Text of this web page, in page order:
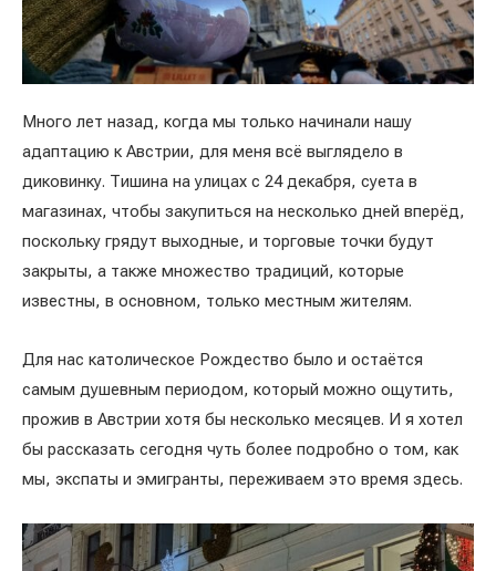
Много лет назад, когда мы только начинали нашу
адаптацию к Австрии, для меня всё выглядело в
диковинку. Тишина на улицах с 24 декабря, суета в
магазинах, чтобы закупиться на несколько дней вперёд,
поскольку грядут выходные, и торговые точки будут
закрыты, а также множество традиций, которые
известны, в основном, только местным жителям.
Для нас католическое Рождество было и остаётся
самым душевным периодом, который можно ощутить,
прожив в Австрии хотя бы несколько месяцев. И я хотел
бы рассказать сегодня чуть более подробно о том, как
мы, экспаты и эмигранты, переживаем это время здесь.